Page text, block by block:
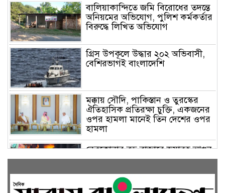
বালিয়াকান্দিতে জমি বিরোধের তদন্তে
অনিয়মের অভিযোগ, পুলিশ কর্মকর্তার
বিরুদ্ধে লিখিত অভিযোগ
গ্রিস উপকূলে উদ্ধার ২০২ অভিবাসী,
বেশিরভাগই বাংলাদেশি
মক্কায় সৌদি, পাকিস্তান ও তুরস্কের
ঐতিহাসিক প্রতিরক্ষা চুক্তি, একজনের
ওপর হামলা মানেই তিন দেশের ওপর
হামলা
নেত্রকোনার বড় বাজারে ভয়াবহ আগুন,
পুড়ছে ৫ বাণিজ্যিক প্রতিষ্ঠান; নিয়ন্ত্রণে